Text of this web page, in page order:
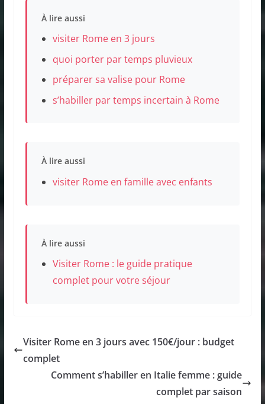
À lire aussi
visiter Rome en 3 jours
quoi porter par temps pluvieux
préparer sa valise pour Rome
s’habiller par temps incertain à Rome
À lire aussi
visiter Rome en famille avec enfants
À lire aussi
Visiter Rome : le guide pratique
complet pour votre séjour
Visiter Rome en 3 jours avec 150€/jour : budget
complet
Comment s’habiller en Italie femme : guide
complet par saison